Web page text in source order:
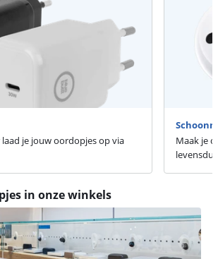
je jouw oordopjes op via
Maak je
in onze winkels